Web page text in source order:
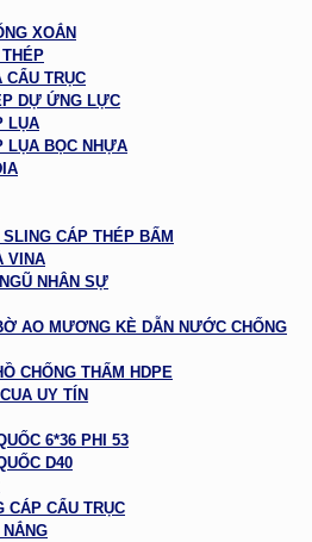
XOẮN
CẨU TRỤC
DỰ ỨNG LỰC
LỤA
LỤA BỌC NHỰA
CÁP THÉP BẤM
VINA
NHÂN SỰ
AO MƯƠNG KÈ DẪN NƯỚC CHỐNG
CHỐNG THẤM HDPE
UY TÍN
6*36 PHI 53
D40
CÁP CẨU TRỤC